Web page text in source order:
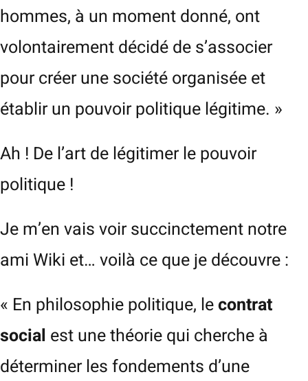
hommes, à un moment donné, ont
volontairement décidé de s’associer
pour créer une société organisée et
établir un pouvoir politique légitime. »
Ah ! De l’art de légitimer le pouvoir
politique !
Je m’en vais voir succinctement notre
ami Wiki et… voilà ce que je découvre :
« En philosophie politique, lecontrat
social est une théorie qui cherche à
déterminer les fondements d’une